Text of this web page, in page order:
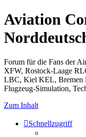
Aviation
Forum für die Fans der
XFW, Rostock-Laage
LBC, Kiel KEL, Bremen
Flugzeug-Simulation,
Zum Inhalt
Schnellzugriff